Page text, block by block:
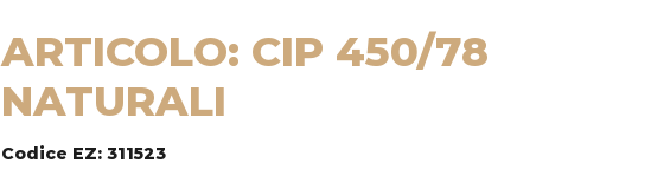
ARTICOLO: CIP 450/78
NATURALI
Codice EZ: 311523